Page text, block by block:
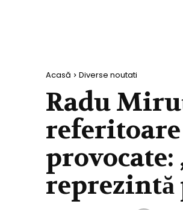
Acasă Diverse noutati
Radu
referitoare